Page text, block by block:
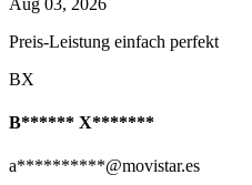
Preis-Leistung einfach perfekt
BX
B****** X*******
a**********@movistar.es